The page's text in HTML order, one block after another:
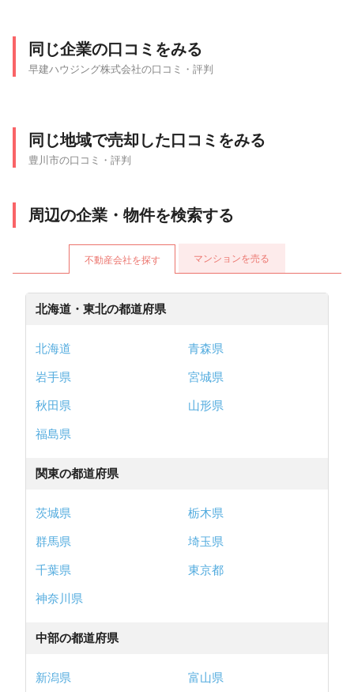
同じ企業の口コミをみる
早建ハウジング株式会社の口コミ・評判
同じ地域で売却した口コミをみる
豊川市の口コミ・評判
周辺の企業・物件を検索する
不動産会社を探す マンションを売る
北海道・東北の都道府県
北海道
青森県
岩手県
宮城県
秋田県
山形県
福島県
関東の都道府県
茨城県
栃木県
群馬県
埼玉県
千葉県
東京都
神奈川県
中部の都道府県
新潟県
富山県